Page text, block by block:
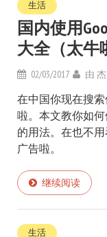
生活
国内使用
大全（太牛
02/03/2017 由 杰
在中国你现在搜
啦。本文教你如
的用法。在也不
广告啦。
继续阅读
生活